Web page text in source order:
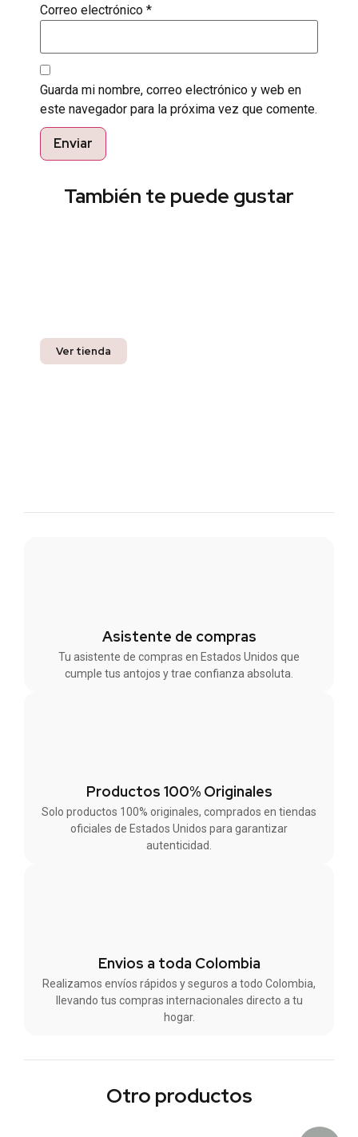
Correo electrónico *
Guarda mi nombre, correo electrónico y web en
este navegador para la próxima vez que comente.
También te puede gustar
Ver tienda
Asistente de compras
Tu asistente de compras en Estados Unidos que
cumple tus antojos y trae confianza absoluta.
Productos 100% Originales
Solo productos 100% originales, comprados en tiendas
oficiales de Estados Unidos para garantizar
autenticidad.
Envios a toda Colombia
Realizamos envíos rápidos y seguros a todo Colombia,
llevando tus compras internacionales directo a tu
hogar.
Otro productos